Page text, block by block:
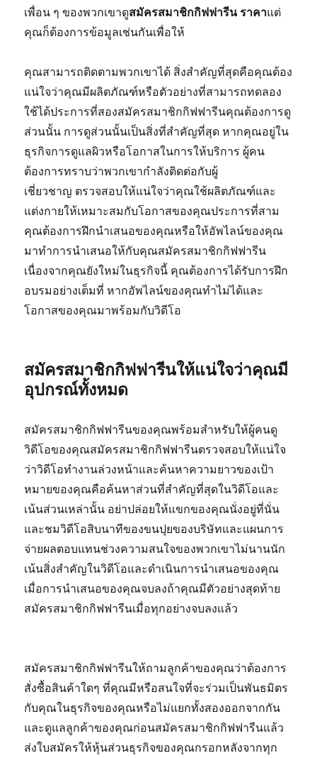
เพื่อน ๆ ของพวกเขาดูสมัครสมาชิกกิฟฟารีน ราคาแต่
คุณก็ต้องการข้อมูลเช่นกันเพื่อให้
คุณสามารถติดตามพวกเขาได้ สิ่งสำคัญที่สุดคือคุณต้อง
แน่ใจว่าคุณมีผลิตภัณฑ์หรือตัวอย่างที่สามารถทดลอง
ใช้ได้ประการที่สองสมัครสมาชิกกิฟฟารีนคุณต้องการดู
ส่วนนั้น การดูส่วนนั้นเป็นสิ่งที่สำคัญที่สุด หากคุณอยู่ใน
ธุรกิจการดูแลผิวหรือโอกาสในการให้บริการ ผู้คน
ต้องการทราบว่าพวกเขากำลังติดต่อกับผู้
เชี่ยวชาญ ตรวจสอบให้แน่ใจว่าคุณใช้ผลิตภัณฑ์และ
แต่งกายให้เหมาะสมกับโอกาสของคุณประการที่สาม
คุณต้องการฝึกนำเสนอของคุณหรือให้อัพไลน์ของคุณ
มาทำการนำเสนอให้กับคุณสมัครสมาชิกกิฟฟารีน
เนื่องจากคุณยังใหม่ในธุรกิจนี้ คุณต้องการได้รับการฝึก
อบรมอย่างเต็มที่ หากอัพไลน์ของคุณทำไม่ได้และ
โอกาสของคุณมาพร้อมกับวิดีโอ
สมัครสมาชิกกิฟฟารีนให้แน่ใจว่าคุณมี
อุปกรณ์ทั้งหมด
สมัครสมาชิกกิฟฟารีนของคุณพร้อมสำหรับให้ผู้คนดู
วิดีโอของคุณสมัครสมาชิกกิฟฟารีนตรวจสอบให้แน่ใจ
ว่าวิดีโอทำงานล่วงหน้าและค้นหาความยาวของเป้า
หมายของคุณคือค้นหาส่วนที่สำคัญที่สุดในวิดีโอและ
เน้นส่วนเหล่านั้น อย่าปล่อยให้แขกของคุณนั่งอยู่ที่นั่น
และชมวิดีโอสิบนาทีของขนปุยของบริษัทและแผนการ
จ่ายผลตอบแทนช่วงความสนใจของพวกเขาไม่นานนัก
เน้นสิ่งสำคัญในวิดีโอและดำเนินการนำเสนอของคุณ
เมื่อการนำเสนอของคุณจบลงถ้าคุณมีตัวอย่างสุดท้าย
สมัครสมาชิกกิฟฟารีนเมื่อทุกอย่างจบลงแล้ว
สมัครสมาชิกกิฟฟารีนให้ถามลูกค้าของคุณว่าต้องการ
สั่งซื้อสินค้าใดๆ ที่คุณมีหรือสนใจที่จะร่วมเป็นพันธมิตร
กับคุณในธุรกิจของคุณหรือไม่แยกทั้งสองออกจากกัน
และดูแลลูกค้าของคุณก่อนสมัครสมาชิกกิฟฟารีนแล้ว
ส่งใบสมัครให้หุ้นส่วนธุรกิจของคุณกรอกหลังจากทุก